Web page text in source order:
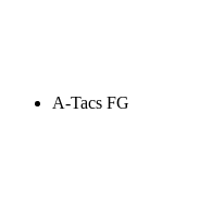
A-Tacs FG